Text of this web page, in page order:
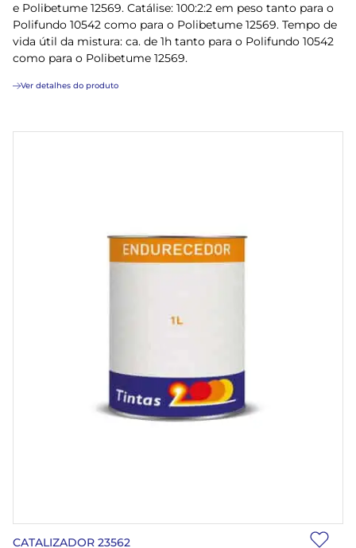
e Polibetume 12569. Catálise: 100:2:2 em peso tanto para o
Polifundo 10542 como para o Polibetume 12569. Tempo de
vida útil da mistura: ca. de 1h tanto para o Polifundo 10542
como para o Polibetume 12569.
Ver detalhes do produto
CATALIZADOR 23562